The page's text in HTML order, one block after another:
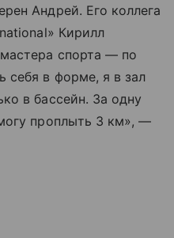
Андрей. Его коллега
Кирилл
спорта — по
себя в форме, я в зал
в бассейн. За одну
проплыть 3 км», —